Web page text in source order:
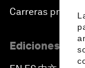
Carreras
Ediciones en